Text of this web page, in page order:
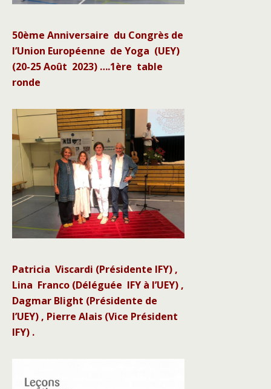
50ème Anniversaire du Congrès de
l’Union Européenne de Yoga (UEY)
(20-25 Août 2023) ….1ère table
ronde
Patricia Viscardi (Présidente IFY) ,
Lina Franco (Déléguée IFY à l’UEY) ,
Dagmar Blight (Présidente de
l’UEY) , Pierre Alais (Vice Président
IFY) .